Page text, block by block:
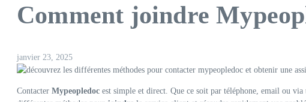
Comment joindre
janvier 23, 2025
Contacter Mypeopledoc est simple et direct. Que ce soit par téléphone, email ou